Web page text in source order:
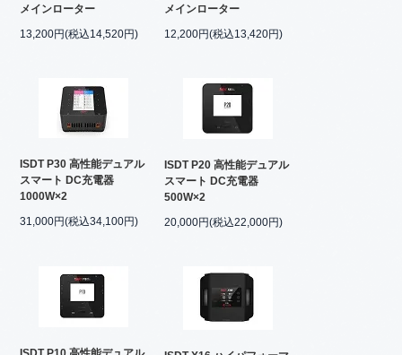
メインローター
13,200円(税込14,520円)
メインローター
12,200円(税込13,420円)
ISDT P30 高性能デュアル
スマート DC充電器
1000W×2
31,000円(税込34,100円)
ISDT P20 高性能デュアル
スマート DC充電器
500W×2
20,000円(税込22,000円)